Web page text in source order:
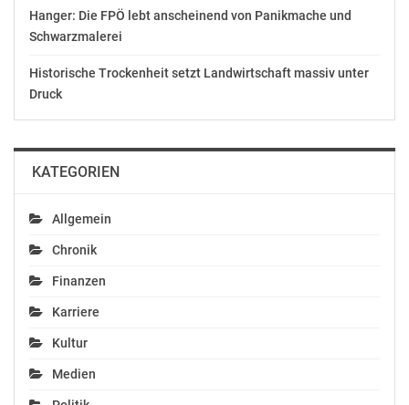
Österreichs EZA: Wo
bleiben die 0,7 Prozent
für ein gutes Leben für
alle?
April 14, 2021
In "Politik"
Entwicklungszusammenarbeit
Mai 6, 2024
In "Politik"
Bayr fordert:
entlang der SDGs
ausrichten
November 18, 2019
In "Politik"
Hanger: Die FPÖ lebt anscheinend von Panikmache und
Schwarzmalerei
Historische Trockenheit setzt Landwirtschaft massiv unter
Druck
KATEGORIEN
Allgemein
Chronik
Finanzen
Karriere
Kultur
Medien